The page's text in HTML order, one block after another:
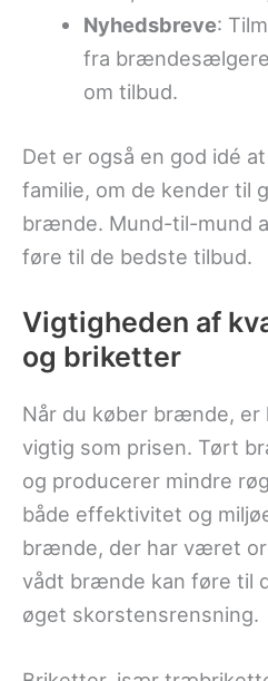
Nyhedsbreve:
fra
om tilbud.
Det er også en god idé
familie, om de kender til
brænde. Mund-til-mund
føre til de bedste tilbud.
Vigtigheden af
og briketter
Når du køber brænde, er
vigtig som prisen. Tørt
og producerer mindre
både effektivitet og
brænde, der har været
vådt brænde kan føre til
øget skorstensrensning.